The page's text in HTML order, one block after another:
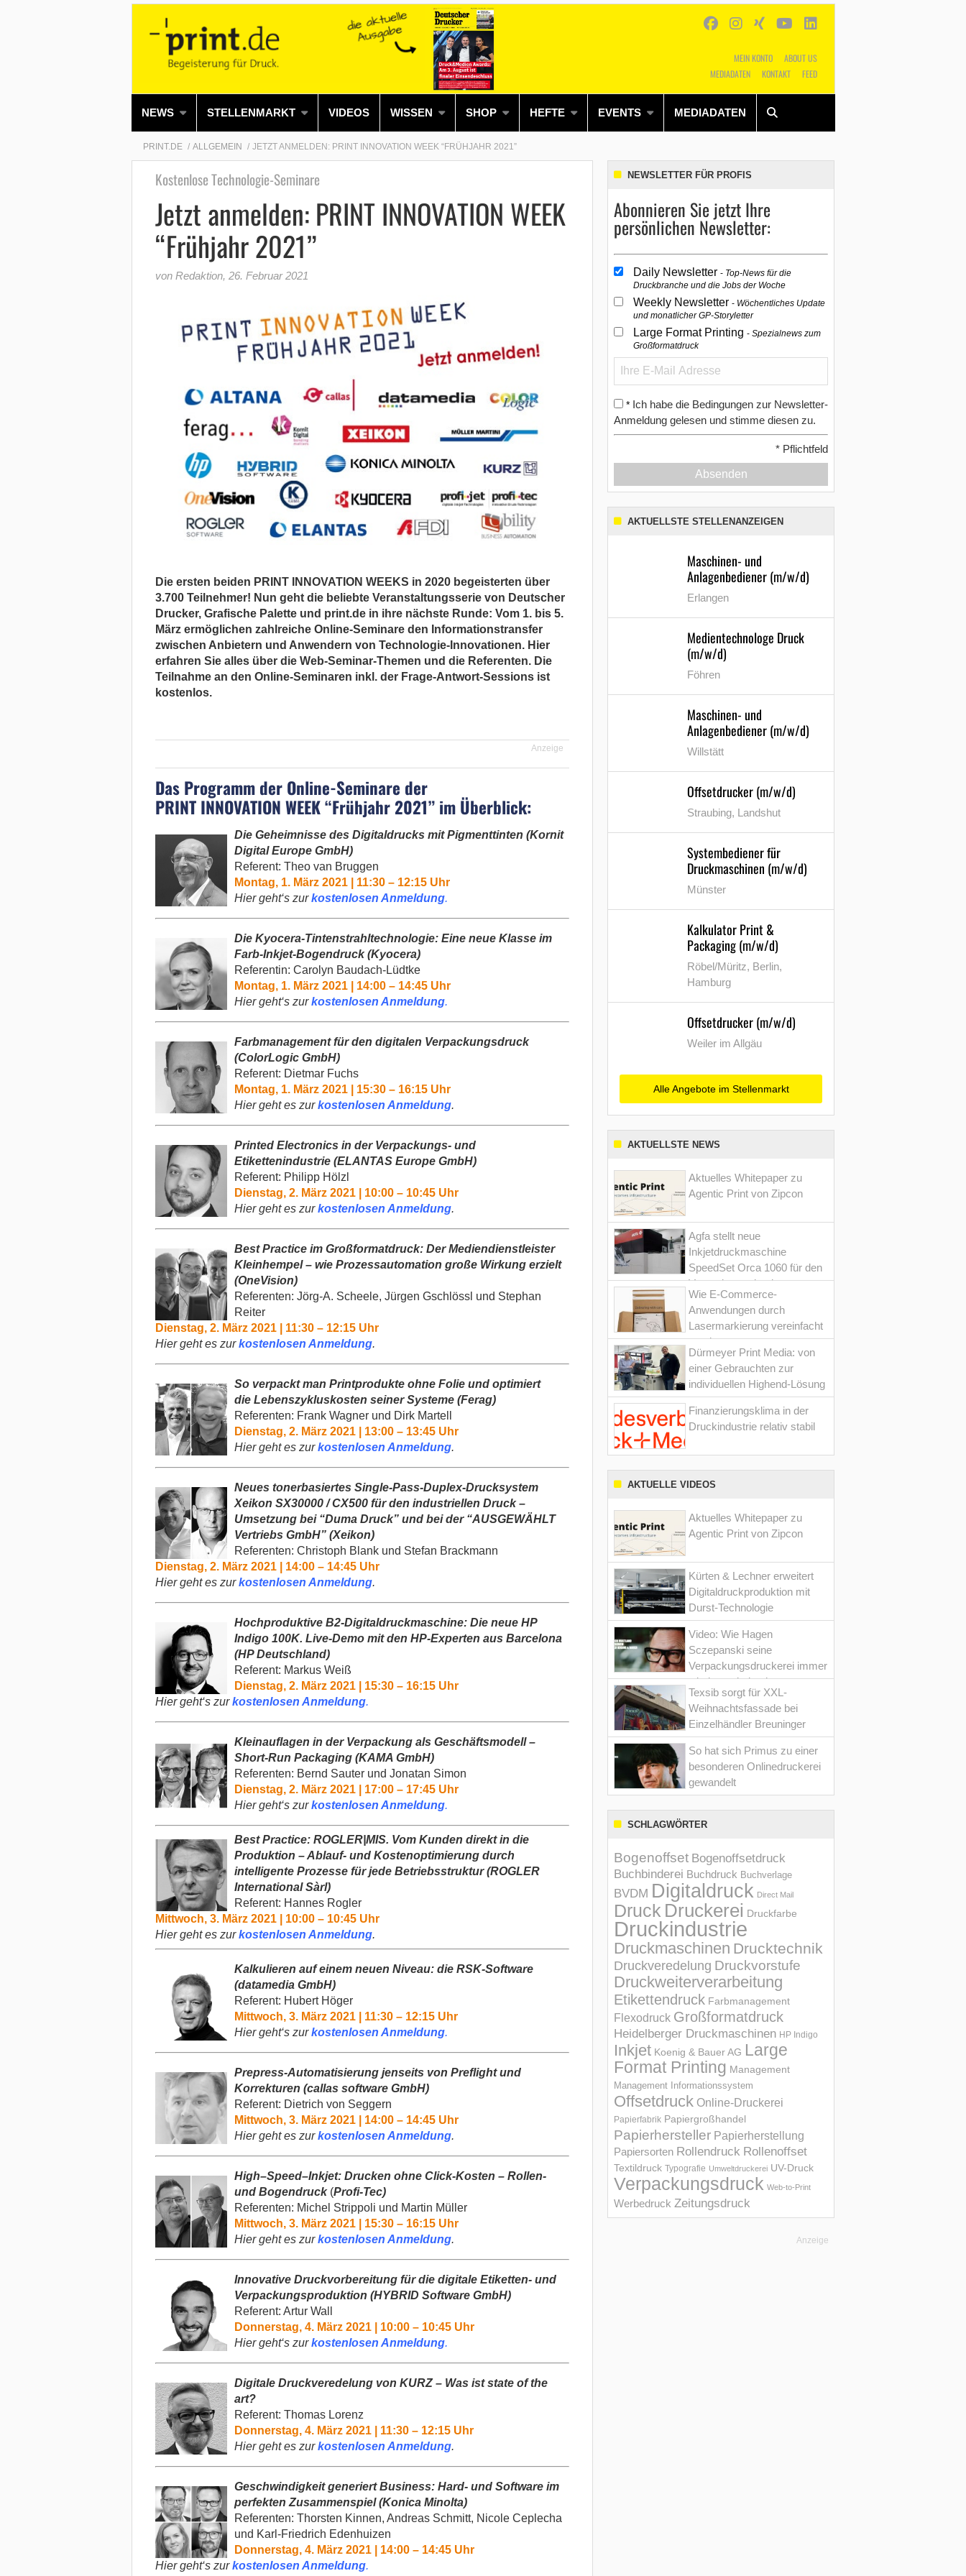
MEIN KONTO
ABOUT US
MEDIADATEN
KONTAKT FEED
NEWS STELLENMARKT VIDEOS WISSEN SHOP HEFTE EVENTS MEDIADATEN
Alles Shop SUCHEN
PRINT.DE ALLGEMEIN JETZT ANMELDEN: PRINT INNOVATION WEEK “FRÜHJAHR 2021”
Kostenlose Technologie-Seminare
Jetzt anmelden: PRINT INNOVATION WEEK
“Frühjahr 2021”
von Redaktion, 26. Februar 2021
Die ersten beiden PRINT INNOVATION WEEKS in 2020 begeisterten über
3.700 Teilnehmer! Nun geht die beliebte Veranstaltungsserie von Deutscher
Drucker, Grafische Palette und print.de in ihre nächste Runde: Vom 1. bis 5.
März ermöglichen zahlreiche Online-Seminare den Informationstransfer
zwischen Anbietern und Anwendern von Technologie-Innovationen. Hier
erfahren Sie alles über die Web-Seminar-Themen und die Referenten. Die
Teilnahme an den Online-Seminaren inkl. der Frage-Antwort-Sessions ist
kostenlos.
Anzeige
Das Programm der Online-Seminare der
PRINT INNOVATION WEEK “Frühjahr 2021” im Überblick:
Die Geheimnisse des Digitaldrucks mit Pigmenttinten (Kornit
Digital Europe GmbH)
Referent: Theo van Bruggen
Montag, 1. März 2021 | 11:30 – 12:15 Uhr
Hier geht‘s zurkostenlosen Anmeldung.
Die Kyocera-Tintenstrahltechnologie: Eine neue Klasse im
Farb-Inkjet-Bogendruck (Kyocera)
Referentin: Carolyn Baudach-Lüdtke
Montag, 1. März 2021 | 14:00 – 14:45 Uhr
Hier geht‘s zurkostenlosen Anmeldung.
Farbmanagement für den digitalen Verpackungsdruck
(ColorLogic GmbH)
Referent: Dietmar Fuchs
Montag, 1. März 2021 | 15:30 – 16:15 Uhr
Hier geht es zurkostenlosen Anmeldung.
Printed Electronics in der Verpackungs- und
Etikettenindustrie(ELANTAS Europe GmbH)
Referent: Philipp Hölzl
Dienstag, 2. März 2021 | 10:00 – 10:45 Uhr
Hier geht es zurkostenlosen Anmeldung.
Best Practice im Großformatdruck: Der Mediendienstleister
Kleinhempel – wie Prozessautomation große Wirkung erzielt
(OneVision)
Referenten: Jörg-A. Scheele, Jürgen Gschlössl und Stephan
Reiter
Dienstag, 2. März 2021 | 11:30 – 12:15 Uhr
Hier geht es zurkostenlosen Anmeldung.
So verpackt man Printprodukteohne Folie und optimiert
die Lebenszykluskosten seiner Systeme(Ferag)
Referenten: Frank Wagnerund Dirk Martell
Dienstag, 2. März 2021 | 13:00 – 13:45 Uhr
Hier geht es zurkostenlosen Anmeldung.
Neues tonerbasiertes Single-Pass-Duplex-Drucksystem
Xeikon SX30000 / CX500 für den industriellen Druck –
Umsetzung bei “Duma Druck”und bei der “AUSGEWÄHLT
Vertriebs GmbH”(Xeikon)
Referenten: Christoph Blank und Stefan Brackmann
Dienstag, 2. März 2021 | 14:00 – 14:45 Uhr
Hier geht es zurkostenlosen Anmeldung.
Hochproduktive B2-Digitaldruckmaschine: Die neue HP
Indigo 100K. Live-Demo mit den HP-Experten aus Barcelona
(HP Deutschland)
Referent: Markus Weiß
Dienstag, 2. März 2021 | 15:30 – 16:15 Uhr
Hier geht‘s zurkostenlosen Anmeldung.
Kleinauflagen in der Verpackung als Geschäftsmodell –
Short-Run Packaging(KAMA GmbH)
Referenten: Bernd Sauter und Jonatan Simon
Dienstag, 2. März 2021 | 17:00 – 17:45 Uhr
Hier geht‘s zurkostenlosen Anmeldung.
Best Practice: ROGLER|MIS. Vom Kunden direkt in die
Produktion –Ablauf- und Kostenoptimierung durch
intelligente Prozesse für jede Betriebsstruktur(ROGLER
InternationalSàrl)
Referent: Hannes Rogler
Mittwoch, 3. März 2021 | 10:00 – 10:45 Uhr
Hier geht es zurkostenlosen Anmeldung.
Kalkulieren auf einem neuen Niveau: die RSK-Software
(datamedia GmbH)
Referent: Hubert Höger
Mittwoch, 3. März 2021 | 11:30 – 12:15 Uhr
Hier geht‘s zurkostenlosen Anmeldung.
Prepress-Automatisierung jenseits von Preflightund
Korrekturen (callas software GmbH)
Referent: Dietrich von Seggern
Mittwoch, 3. März 2021 | 14:00 – 14:45 Uhr
Hier geht es zurkostenlosen Anmeldung.
High–Speed–Inkjet: Drucken ohne Click-Kosten – Rollen-
und Bogendruck(Profi-Tec)
Referenten: Michel Strippoli und Martin Müller
Mittwoch, 3. März 2021 | 15:30 – 16:15 Uhr
Hier geht es zurkostenlosen Anmeldung.
Innovative Druckvorbereitung für die digitale Etiketten- und
Verpackungsproduktion (HYBRID Software GmbH)
Referent: Artur Wall
Donnerstag, 4. März 2021 | 10:00 – 10:45 Uhr
Hier geht‘s zurkostenlosen Anmeldung.
Digitale Druckveredelung von KURZ – Was ist state of the
art?
Referent: Thomas Lorenz
Donnerstag, 4. März 2021 | 11:30 – 12:15 Uhr
Hier geht es zurkostenlosen Anmeldung.
Geschwindigkeit generiert Business: Hard- und Software im
perfekten Zusammenspiel (Konica Minolta)
Referenten: Thorsten Kinnen, Andreas Schmitt, Nicole Ceplecha
und Karl-Friedrich Edenhuizen
Donnerstag, 4. März 2021 | 14:00 – 14:45 Uhr
Hier geht‘s zurkostenlosen Anmeldung.
NEWSLETTER FÜR PROFIS
Abonnieren Sie jetzt Ihre
persönlichen Newsletter:
Daily Newsletter Top-News für die
Druckbranche und die Jobs der Woche
Weekly Newsletter Wöchentliches Update
und monatlicher GP-Storyletter
Large Format Printing Spezialnews zum
Großformatdruck
* Ich habe die Bedingungen zur Newsletter-
Anmeldung gelesen und stimme diesen zu.
* Pflichtfeld
Absenden
AKTUELLSTE STELLENANZEIGEN
Maschinen- und
Anlagenbediener (m/w/d)
Erlangen
Medientechnologe Druck
(m/w/d)
Föhren
Maschinen- und
Anlagenbediener (m/w/d)
Willstätt
Offsetdrucker (m/w/d)
Straubing, Landshut
Systembediener für
Druckmaschinen (m/w/d)
Münster
Kalkulator Print &
Packaging (m/w/d)
Röbel/Müritz, Berlin,
Hamburg
Offsetdrucker (m/w/d)
Weiler im Allgäu
Alle Angebote im Stellenmarkt
AKTUELLSTE NEWS
Aktuelles Whitepaper zu
Agentic Print von Zipcon
Agfa stellt neue
Inkjetdruckmaschine
SpeedSet Orca 1060 für den
Verpackungsdruck vor
Wie E-Commerce-
Anwendungen durch
Lasermarkierung vereinfacht
werden
Dürmeyer Print Media: von
einer Gebrauchten zur
individuellen Highend-Lösung
Finanzierungsklima in der
Druckindustrie relativ stabil
AKTUELLE VIDEOS
Aktuelles Whitepaper zu
Agentic Print von Zipcon
Kürten & Lechner erweitert
Digitaldruckproduktion mit
Durst-Technologie
Video: Wie Hagen
Sczepanski seine
Verpackungsdruckerei immer
wieder optimiert hat
Texsib sorgt für XXL-
Weihnachtsfassade bei
Einzelhändler Breuninger
So hat sich Primus zu einer
besonderen Onlinedruckerei
gewandelt
SCHLAGWÖRTER
Bogenoffset Bogenoffsetdruck
Buchbinderei Buchdruck Buchverlage
BVDM Digitaldruck Direct Mail
Druck Druckerei Druckfarbe
Druckindustrie
Druckmaschinen Drucktechnik
Druckveredelung Druckvorstufe
Druckweiterverarbeitung
Etikettendruck Farbmanagement
Flexodruck Großformatdruck
Heidelberger Druckmaschinen HP Indigo
Inkjet Koenig & Bauer AG Large
Format Printing Management
Management Informations­system
Offsetdruck Online-Druckerei
Papierfabrik Papiergroßhandel
Papierhersteller Papierherstellung
Papiersorten Rollendruck Rollenoffset
Textildruck Typografie Umweltdruckerei UV-Druck
Verpackungsdruck Web-to-Print
Werbedruck Zeitungsdruck
Anzeige